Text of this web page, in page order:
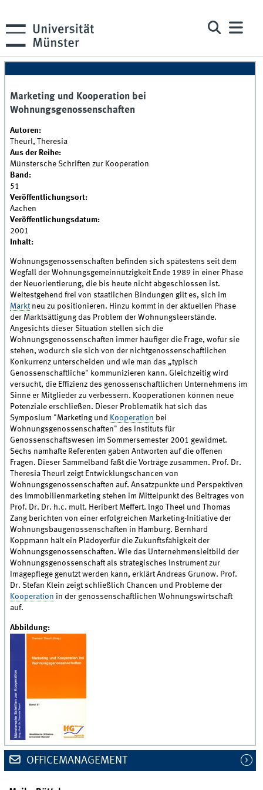
Marketing und Kooperation bei
Wohnungsgenossenschaften
Autoren:
Theurl, Theresia
Aus der Reihe:
Münstersche Schriften zur Kooperation
Band:
51
Veröffentlichungsort:
Aachen
Veröffentlichungsdatum:
2001
Inhalt:
Wohnungsgenossenschaften befinden sich spätestens seit dem
Wegfall der Wohnungsgemeinnützigkeit Ende 1989 in einer Phase
der Neuorientierung, die bis heute nicht abgeschlossen ist.
Weitestgehend frei von staatlichen Bindungen gilt es, sich im
Markt neu zu positionieren. Hinzu kommt in der aktuellen Phase
der Marktsättigung das Problem der Wohnungsleerstände.
Angesichts dieser Situation stellen sich die
Wohnungsgenossenschaften immer häufiger die Frage, wofür sie
stehen, wodurch sie sich von der nichtgenossenschaftlichen
Konkurrenz unterscheiden und wie man das „typisch
Genossenschaftliche" kommunizieren kann. Gleichzeitig wird
versucht, die Effizienz des genossenschaftlichen Unternehmens im
Sinne er Mitglieder zu verbessern. Kooperationen können neue
Potenziale erschließen. Dieser Problematik hat sich das
Symposium "Marketing und Kooperation bei
Wohnungsgenossenschaften" des Instituts für
Genossenschaftswesen im Sommersemester 2001 gewidmet.
Sechs namhafte Referenten gaben Antworten auf die offenen
Fragen. Dieser Sammelband faßt die Vorträge zusammen. Prof. Dr.
Theresia Theurl zeigt Entwicklungschancen von
Wohnungsgenossenschaften auf. Ansatzpunkte und Perspektiven
des lmmobilienmarketing stehen im Mittelpunkt des Beitrages von
Prof. Dr. Dr. h.c. mult. Heribert Meffert. lngo Theel und Thomas
Zang berichten von einer erfolgreichen Marketing-Initiative der
Wohnungsbaugenossenschaften in Hamburg. Bernhard
Koppmann hält ein Plädoyerfür die Zukunftsfähigkeit der
Wohnungsgenossenschaften. Wie das Unternehmensleitbild der
Wohnungsgenossenschaft als strategisches Instrument zur
Imagepflege genutzt werden kann, erklärt Andreas Grunow. Prof.
Dr. Stefan Klein zeigt schließlich Chancen und Probleme der
Kooperation in der genossenschaftlichen Wohnungswirtschaft
auf.
Abbildung:
OFFICEMANAGEMENT